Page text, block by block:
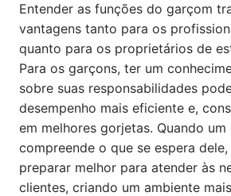
Entender as funções do garçom
vantagens tanto para os
quanto para os proprietários de
Para os garçons, ter um
sobre suas responsabilidades
desempenho mais eficiente e,
em melhores gorjetas. Quando um
compreende o que se espera
preparar melhor para atender às
clientes, criando um ambiente